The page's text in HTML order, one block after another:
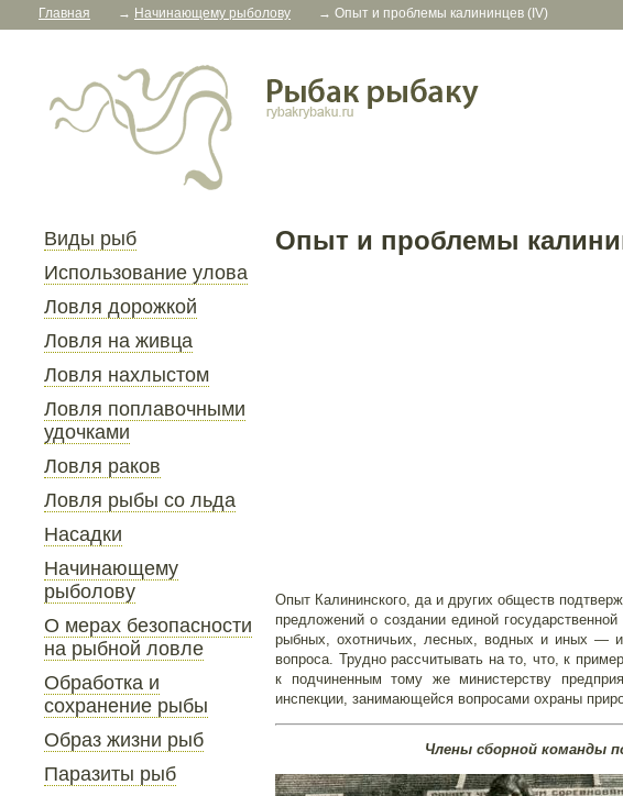
Главная → Начинающему рыболову → Опыт и проблемы калининцев (IV)
Виды рыб
Использование улова
Ловля дорожкой
Ловля на живца
Ловля нахлыстом
Ловля поплавочными
удочками
Ловля раков
Ловля рыбы со льда
Насадки
Начинающему
рыболову
О мерах безопасности
на рыбной ловле
Обработка и
сохранение рыбы
Образ жизни рыб
Паразиты рыб
Опыт и проблемы
Опыт Калининского, да и других обществ
предложений о создании единой
рыбных, охотничьих, лесных, водных и иных —
вопроса. Трудно рассчитывать на то, что, к
к подчиненным тому же министерству
инспекции, занимающейся вопросами охраны
Члены сборной команды